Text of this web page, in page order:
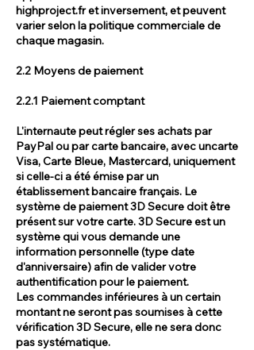
highproject.fr et inversement, et peuvent
varier selon la politique commerciale de
chaque magasin.
2.2 Moyens de paiement
2.2.1 Paiement comptant
L'internaute peut régler ses achats par
PayPal ou par carte bancaire, avec uncarte
Visa, Carte Bleue, Mastercard, uniquement
si celle-ci a été émise par un
établissement bancaire français. Le
système de paiement 3D Secure doit être
présent sur votre carte. 3D Secure est un
système qui vous demande une
information personnelle (type date
d'anniversaire) afin de valider votre
authentification pour le paiement.
Les commandes inférieures à un certain
montant ne seront pas soumises à cette
vérification 3D Secure, elle ne sera donc
pas systématique.